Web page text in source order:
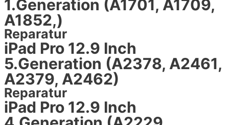
1.Generation (A1701, A1709,
A1852,)
Reparatur
iPad Pro 12.9 Inch
5.Generation (A2378, A2461,
A2379, A2462)
Reparatur
iPad Pro 12.9 Inch